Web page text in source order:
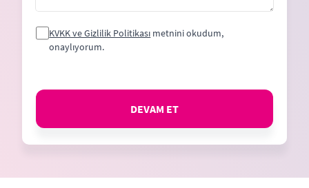
KVKK ve Gizlilik Politikası metnini okudum,
onaylıyorum.
DEVAM ET